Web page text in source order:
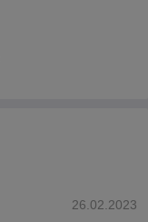
26.02.2023